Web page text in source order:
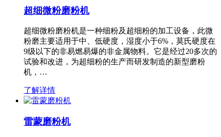
超细微粉磨粉机
超细微粉磨粉机是一种细粉及超细粉的加工设备，此微
粉磨主要适用于中、低硬度，湿度小于6%，莫氏硬度在
9级以下的非易燃易爆的非金属物料。它是经过20多次的
试验和改进，为超细粉的生产而研发制造的新型磨粉
机，…
了解详情
雷蒙磨粉机